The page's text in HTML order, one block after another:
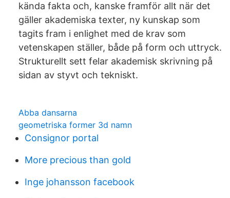
kända fakta och, kanske framför allt när det
gäller akademiska texter, ny kunskap som
tagits fram i enlighet med de krav som
vetenskapen ställer, både på form och uttryck.
Strukturellt sett felar akademisk skrivning på
sidan av styvt och tekniskt.
Abba dansarna
geometriska former 3d namn
Consignor portal
More precious than gold
Inge johansson facebook